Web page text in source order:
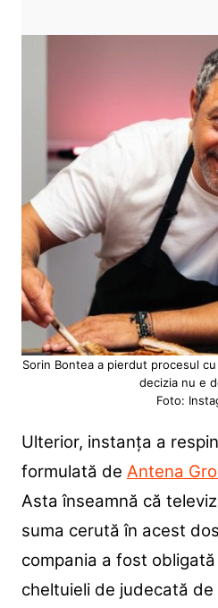
Sorin Bontea a pierdut procesul
decizia nu e
Foto:
Ulterior, instanța a
formulată de Antena
Asta înseamnă că
suma cerută în acest
compania a fost
cheltuieli de judecată